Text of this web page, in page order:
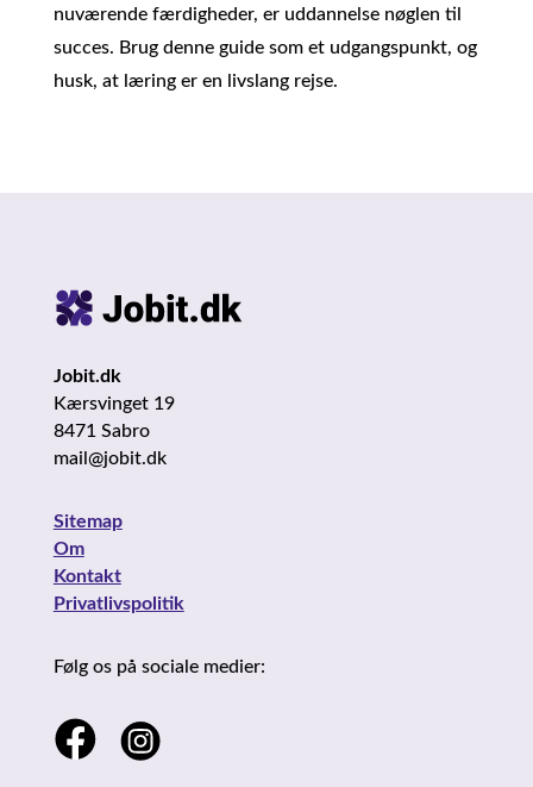
nuværende færdigheder, er uddannelse nøglen til
succes. Brug denne guide som et udgangspunkt, og
husk, at læring er en livslang rejse.
Jobit.dk
Kærsvinget 19
8471 Sabro
mail@jobit.dk
Sitemap
Om
Kontakt
Privatlivspolitik
Følg os på sociale medier: